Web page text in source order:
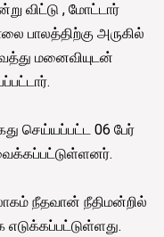
விட்டு , மோட்டார்
பாலத்திற்கு அருகில்
மனைவியுடன்
செய்யப்பட்ட 06 பேர்
நீதவான் நீதிமன்றில்